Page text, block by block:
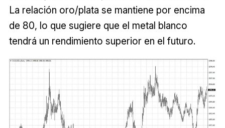
La relación oro/plata se mantiene por encima
de 80, lo que sugiere que el metal blanco
tendrá un rendimiento superior en el futuro.